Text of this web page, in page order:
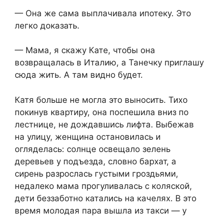
— Она же сама выплачивала ипотеку. Это
легко доказать.
— Мама, я скажу Кате, чтобы она
возвращалась в Италию, а Танечку приглашу
сюда жить. А там видно будет.
Катя больше не могла это выносить. Тихо
покинув квартиру, она поспешила вниз по
лестнице, не дождавшись лифта. Выбежав
на улицу, женщина остановилась и
огляделась: солнце освещало зелень
деревьев у подъезда, словно бархат, а
сирень разрослась густыми гроздьями,
недалеко мама прогуливалась с коляской,
дети беззаботно катались на качелях. В это
время молодая пара вышла из такси — у